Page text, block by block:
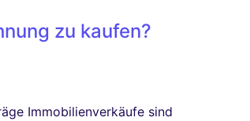
zu kaufen?
Immobilienverkäufe sind